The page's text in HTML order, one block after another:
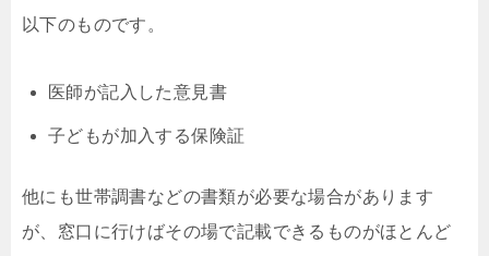
以下のものです。
医師が記入した意見書
子どもが加入する保険証
他にも世帯調書などの書類が必要な場合があります
が、窓口に行けばその場で記載できるものがほとんど